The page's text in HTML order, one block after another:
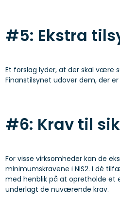
#5: Ekstra
Et forslag lyder, at der skal være
Finanstilsynet udover dem, der er
#6: Krav til
For visse virksomheder kan de
minimumskravene i NIS2. I dé
med henblik på at opretholde et
underlagt de nuværende krav.